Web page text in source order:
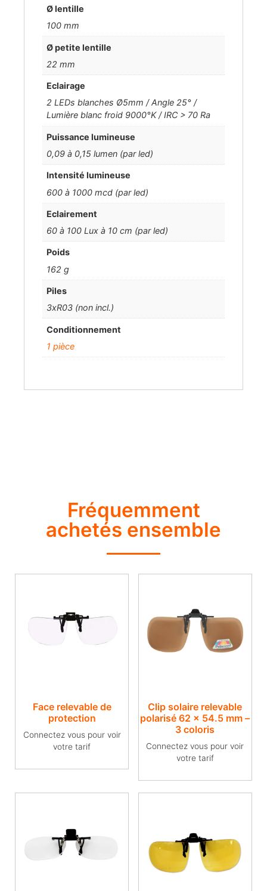
Ø lentille
100 mm
Ø petite lentille
22 mm
Eclairage
2 LEDs blanches Ø5mm / Angle 25° /
Lumière blanc froid 9000°K / IRC > 70 Ra
Puissance lumineuse
0,09 à 0,15 lumen (par led)
Intensité lumineuse
600 à 1000 mcd (par led)
Eclairement
60 à 100 Lux à 10 cm (par led)
Poids
162 g
Piles
3xR03 (non incl.)
Conditionnement
1 pièce
Fréquemment
achetés ensemble
Face relevable de
protection
Connectez vous pour voir
votre tarif
Clip solaire relevable
polarisé 62 x 54.5 mm –
3 coloris
Connectez vous pour voir
votre tarif